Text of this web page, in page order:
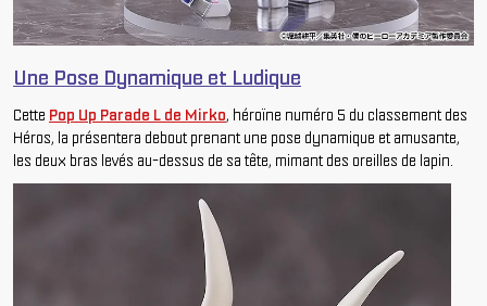
Une Pose Dynamique et Ludique
Cette Pop Up Parade L de Mirko, héroïne numéro 5 du classement des
Héros, la présentera debout prenant une pose dynamique et amusante,
les deux bras levés au-dessus de sa tête, mimant des oreilles de lapin.